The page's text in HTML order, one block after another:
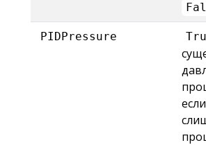
PIDPressure